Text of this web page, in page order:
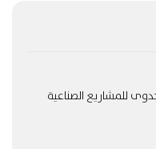
للمشاريع الصناعية